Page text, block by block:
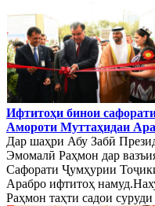
Ифтитоҳи бинои
Амороти Муттаҳидаи
Дар шаҳри Абу Забӣ
Эмомалӣ Раҳмон дар
Сафорати Ҷумҳурии
Арабро ифтитоҳ
Раҳмон таҳти садои